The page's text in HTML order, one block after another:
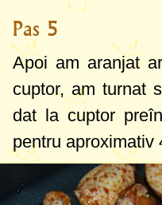
Pas 5
Apoi am aranjat
cuptor, am turnat
dat la cuptor
pentru aproximativ